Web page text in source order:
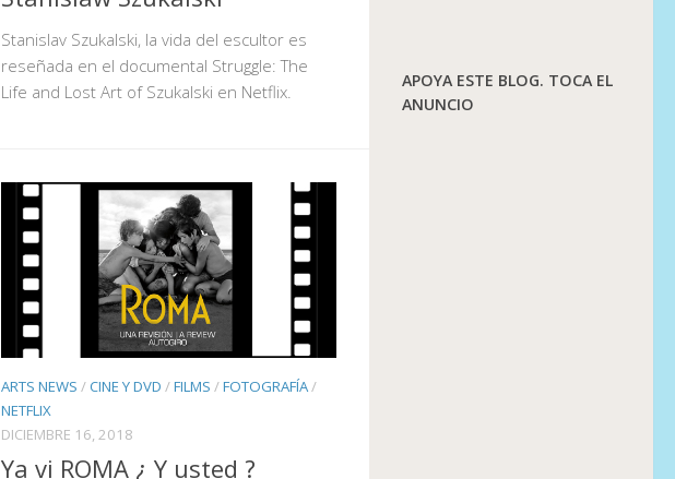
Stanislav Szukalski, la vida del escultor es
reseñada en el documental Struggle: The
Life and Lost Art of Szukalski en Netflix.
ARTS NEWS /CINE Y DVD /FILMS /FOTOGRAFÍA/
NETFLIX
DICIEMBRE 16, 2018
Ya vi ROMA ¿ Y usted ?
APOYA ESTE BLOG. TOCA EL
ANUNCIO